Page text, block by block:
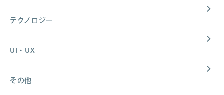
テクノロジー
UI・UX
その他